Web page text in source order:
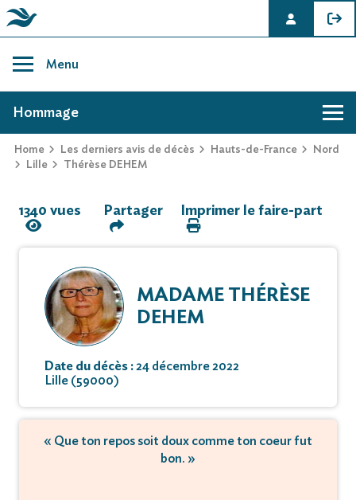
content
Menu
AVIS DE DÉCÈS DE THÉRÈSE DEHEM
Home Les derniers avis de décès Hauts-de-France
Nord
Lille
Thérèse DEHEM
Hommage
Hommage
Mur des souvenirs
1340 vues Partager Imprimer le faire-part
MADAME THÉRÈSE
DEHEM
Date du décès :24 décembre 2022
Lille (59000)
« Que ton repos soit doux comme ton coeur fut
bon. »